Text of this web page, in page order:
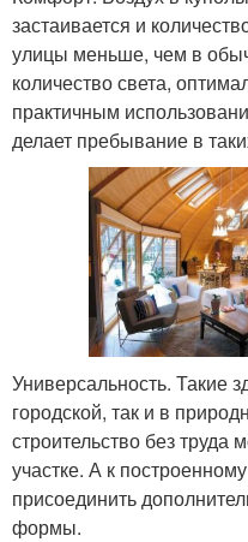
застаивается и
улицы меньше, чем в
количество света,
практичным
делает пребывание в
Универсальность. Такие
городской, так и в
строительство без
участке. А к
присоединить
формы.